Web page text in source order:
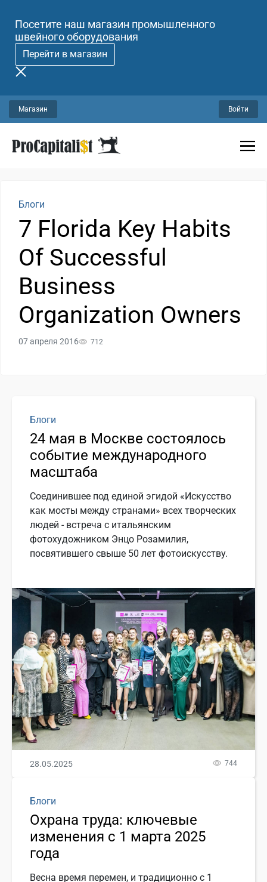
Посетите наш магазин промышленного
швейного оборудования
Перейти в магазин
Магазин Войти
Блоги
7 Florida Key Habits
Of Successful
Business
Organization Owners
07 апреля 2016 712
Блоги
24 мая в Москве состоялось
событие международного
масштаба
Соединившее под единой эгидой «Искусство
как мосты между странами» всех творческих
людей - встреча с итальянским
фотохудожником Энцо Розамилия,
посвятившего свыше 50 лет фотоискусству.
28.05.2025 744
Блоги
Охрана труда: ключевые
изменения с 1 марта 2025
года
Весна время перемен, и традиционно с 1